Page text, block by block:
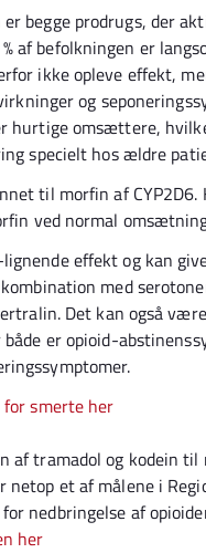
begge prodrugs, der
af befolkningen er
ikke opleve effekt,
og
hurtige omsættere,
specielt hos ældre
til morfin af CYP2D6.
ved normal
effekt og kan
med
Det kan også
er opioid-
for smerte her
af tramadol og kodein
et af målene i
nedbringelse af
her